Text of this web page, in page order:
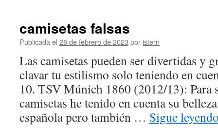
camisetas falsas
Publicada el 28 de febrero de 2023 por istern
Las camisetas pueden ser divertidas y
clavar tu estilismo solo teniendo en
10. TSV Múnich 1860 (2012/13): Para
camisetas he tenido en cuenta su
española pero también … Sigue